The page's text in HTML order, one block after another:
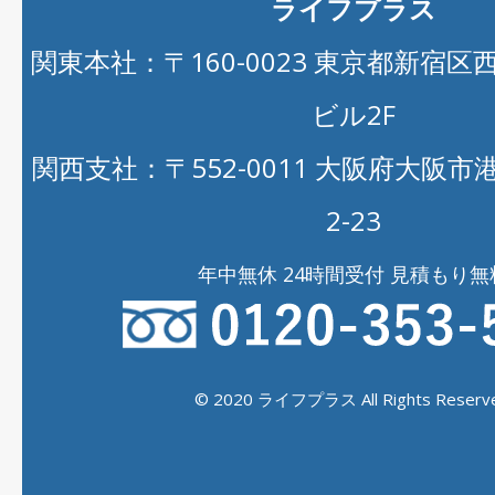
ライフプラス
関東本社：〒160-0023 東京都新宿区
ビル2F
関西支社：〒552-0011 大阪府大阪市
2-23
年中無休 24時間受付 見積もり無
© 2020 ライフプラス All Rights